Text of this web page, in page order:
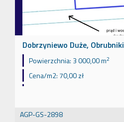
Dobrzyniewo Duże, Obrubniki
Powierzchnia: 3 000,00 m2
Cena/m2: 70,00 zł
AGP-GS-2898